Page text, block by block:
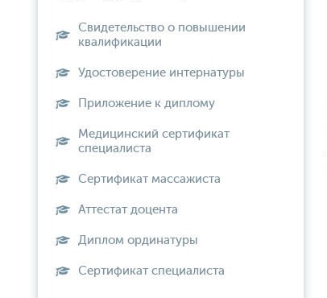
Свидетельство о повышении
квалификации
Удостоверение интернатуры
Приложение к диплому
Медицинский сертификат
специалиста
Сертификат массажиста
Аттестат доцента
Диплом ординатуры
Сертификат специалиста